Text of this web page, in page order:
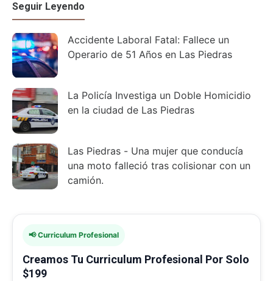
Seguir Leyendo
Accidente Laboral Fatal: Fallece un
Operario de 51 Años en Las Piedras
La Policía Investiga un Doble Homicidio
en la ciudad de Las Piedras
Las Piedras - Una mujer que conducía
una moto falleció tras colisionar con un
camión.
📢 Curriculum Profesional
Creamos Tu Curriculum Profesional Por Solo
$199